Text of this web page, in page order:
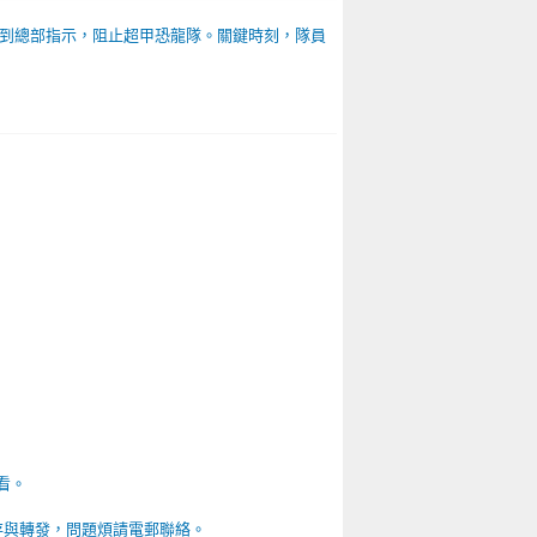
總部指示，阻止超甲恐龍隊。關鍵時刻，隊員
。
轉發，問題煩請電郵聯絡。